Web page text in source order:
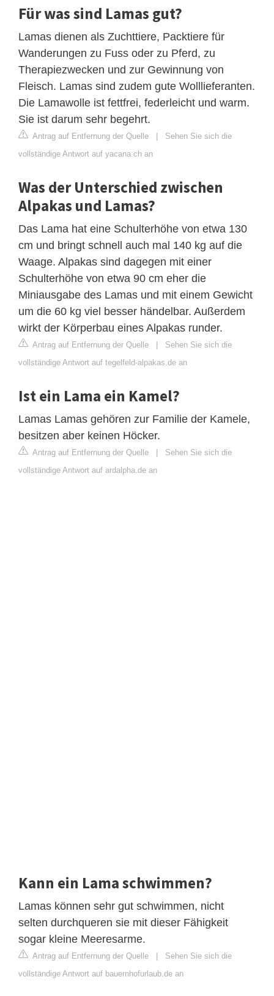
Für was sind Lamas gut?
Lamas dienen als Zuchttiere, Packtiere für
Wanderungen zu Fuss oder zu Pferd, zu
Therapiezwecken und zur Gewinnung von
Fleisch. Lamas sind zudem gute Wolllieferanten.
Die Lamawolle ist fettfrei, federleicht und warm.
Sie ist darum sehr begehrt.
Antrag auf Entfernung der Quelle | Sehen Sie sich die
vollständige Antwort auf yacana.ch an
Was der Unterschied zwischen
Alpakas und Lamas?
Das Lama hat eine Schulterhöhe von etwa 130
cm und bringt schnell auch mal 140 kg auf die
Waage. Alpakas sind dagegen mit einer
Schulterhöhe von etwa 90 cm eher die
Miniausgabe des Lamas und mit einem Gewicht
um die 60 kg viel besser händelbar. Außerdem
wirkt der Körperbau eines Alpakas runder.
Antrag auf Entfernung der Quelle | Sehen Sie sich die
vollständige Antwort auf tegelfeld-alpakas.de an
Ist ein Lama ein Kamel?
Lamas Lamas gehören zur Familie der Kamele,
besitzen aber keinen Höcker.
Antrag auf Entfernung der Quelle | Sehen Sie sich die
vollständige Antwort auf ardalpha.de an
Kann ein Lama schwimmen?
Lamas können sehr gut schwimmen, nicht
selten durchqueren sie mit dieser Fähigkeit
sogar kleine Meeresarme.
Antrag auf Entfernung der Quelle | Sehen Sie sich die
vollständige Antwort auf bauernhofurlaub.de an